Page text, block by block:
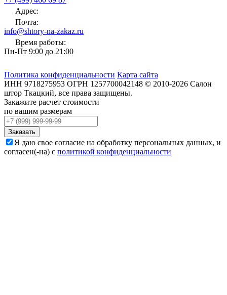
Адрес:
Почта:
info@shtory-na-zakaz.ru
Время работы:
Пн-Пт 9:00 до 21:00
Политика конфиденциальности Карта сайта
ИНН 9718275953 ОГРН 1257700042148 © 2010-2026 Салон
штор Ткацкий, все права защищены.
Закажите расчет стоимости
по вашим размерам
Заказать
Я даю свое согласие на обработку персональных данных, и
согласен(-на) с политикой конфиденциальности